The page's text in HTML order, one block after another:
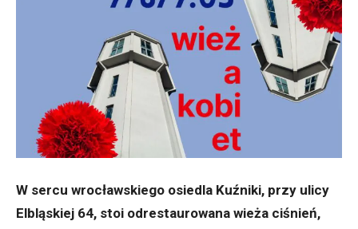
W sercu wrocławskiego osiedla Kuźniki, przy ulicy
Elbląskiej 64, stoi odrestaurowana wieża ciśnień,